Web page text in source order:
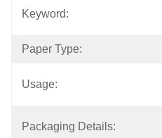
Keyword:
Paper Type:
Usage:
Packaging Details: